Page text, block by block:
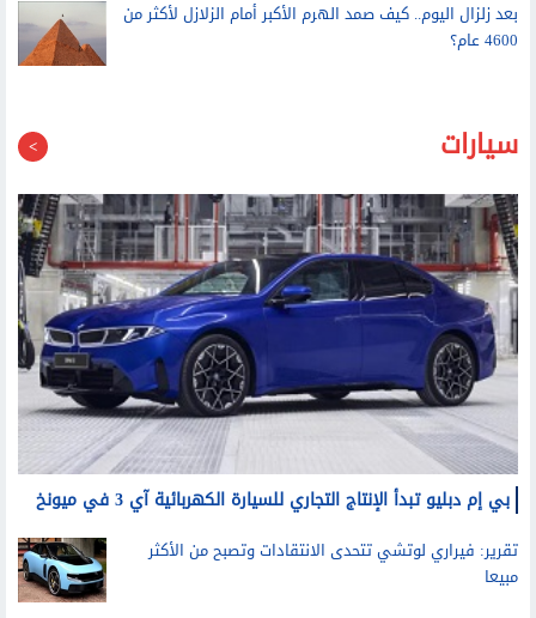
بعد زلزال اليوم.. كيف صمد الهرم الأكبر أمام الزلازل لأكثر من
4600 عام؟
سيارات
بي إم دبليو تبدأ الإنتاج التجاري للسيارة الكهربائية آي 3 في ميونخ
تقرير: فيراري لوتشي تتحدى الانتقادات وتصبح من الأكثر
مبيعا